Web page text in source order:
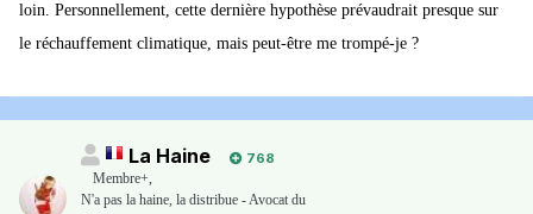
loin. Personnellement, cette dernière hypothèse prévaudrait presque sur
le réchauffement climatique, mais peut-être me trompé-je ?
La Haine
768
Membre+,
N'a pas la haine, la distribue - Avocat du